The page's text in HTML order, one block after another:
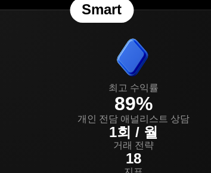
Smart
최고 수익률
89%
개인 전담 애널리스트 상담
1회 / 월
거래 전략
18